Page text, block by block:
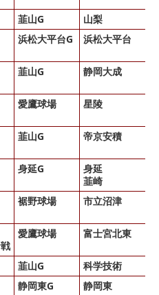
韮山G
山梨
浜松大平台G 浜松大平台
韮山G 静岡大成
愛鷹球場 星陵
韮山G 帝京安積
身延G
身延
韮崎
裾野球場 市立沼津
愛鷹球場 富士宮北東
韮山G
科学技術
静岡東G 静岡東